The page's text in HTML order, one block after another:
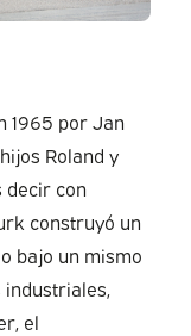
1965 por Jan
Roland y
decir con
construyó un
bajo un mismo
industriales,
el